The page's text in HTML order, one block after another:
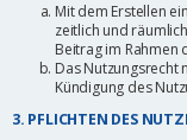
Mit dem Erstellen
zeitlich und
Beitrag im Rahmen
Das Nutzungsrecht
Kündigung des
3. PFLICHTEN DES